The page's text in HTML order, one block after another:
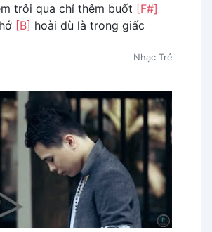
trôi qua chỉ thêm buốt [F#]
[B] hoài dù là trong giấc
Nhạc Trẻ